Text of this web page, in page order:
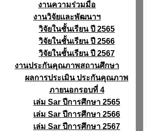
งานความร่วมมือ
งานวิจัยเเละพัฒนาฯ
วิจัยในชั้นเรียน ปี 2565
วิจัยในชั้นเรียน ปี 2566
วิจัยในชั้นเรียน ปี 2567
งานประกันคุณภาพสถานศึกษา
ผลการประเมิน ประกันคุณภาพ
ภายนอกรอบที่ 4
เล่ม Sar ปีการศึกษา 2565
เล่ม Sar ปีการศึกษา 2566
เล่ม Sar ปีการศึกษา 2567